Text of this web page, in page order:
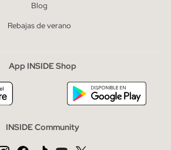
Blog
Rebajas de verano
App INSIDE Shop
INSIDE Community